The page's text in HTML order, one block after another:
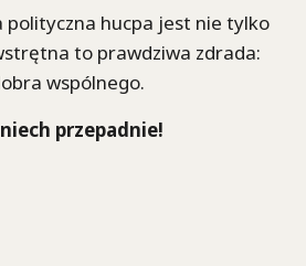
polityczna hucpa jest nie tylko
to prawdziwa zdrada:
wspólnego.
przepadnie!